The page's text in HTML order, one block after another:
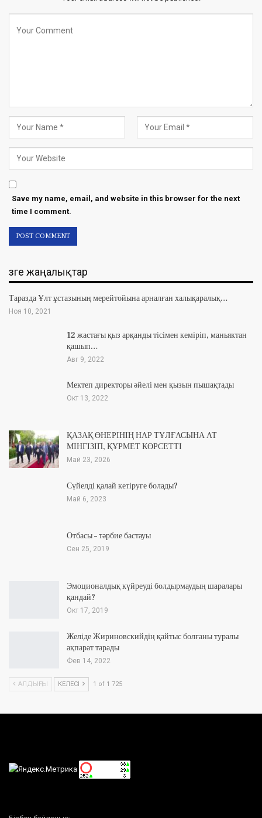
Save my name, email, and website in this browser for the next
time I comment.
Өзге жаңалықтар
Таразда Ұлт ұстазының мерейтойына арналған халықаралық…
Ноя 10, 2021
12 жастағы қыз арқанды тісімен кеміріп, маньяктан
қашып…
Авг 9, 2022
Мектеп директоры әйелі мен қызын пышақтады
Окт 13, 2022
ҚАЗАҚ ӨНЕРІНІҢ НАР ТҰЛҒАСЫНА АТ
МІНГІЗІП, ҚҰРМЕТ КӨРСЕТТІ
Май 23, 2026
Сүйелді қалай кетіруге болады?
Май 6, 2023
Отбасы – тәрбие бастауы
Сен 25, 2019
Эмоционалдық күйреуді болдырмаудың шаралары
қандай?
Окт 17, 2019
Желіде Жириновскийдің қайтыс болғаны туралы
ақпарат тарады
Фев 14, 2022
АЛДЫҢҒЫ КЕЛЕСІ 1 of 1 725